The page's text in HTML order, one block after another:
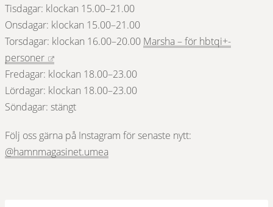
Tisdagar: klockan 15.00–21.00
Onsdagar: klockan 15.00–21.00
Torsdagar: klockan 16.00–20.00 Marsha – för hbtqi+-
personer
Länk till annan webbplats.
Fredagar: klockan 18.00–23.00
Lördagar: klockan 18.00–23.00
Söndagar: stängt
@hamnmagasinet.umeaLänk till annan webbplats, öppnas i